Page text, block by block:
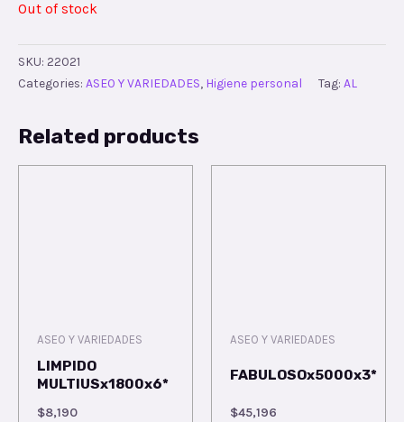
Out of stock
SKU: 22021
Categories: ASEO Y VARIEDADES, Higiene personal Tag: AL
Related products
ASEO Y VARIEDADES
LIMPIDO
MULTIUSx1800x6*
$8,190
ASEO Y VARIEDADES
FABULOSOx5000x3*
$45,196